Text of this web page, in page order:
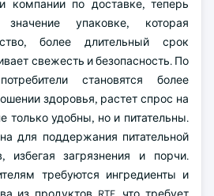
компании по доставке, теперь
упаковке, которая
более длительный срок
свежесть и безопасность. По
становятся более
здоровья, растет спрос на
только удобны, но и питательны.
для поддержания питательной
избегая загрязнения и порчи.
требуются ингредиенты и